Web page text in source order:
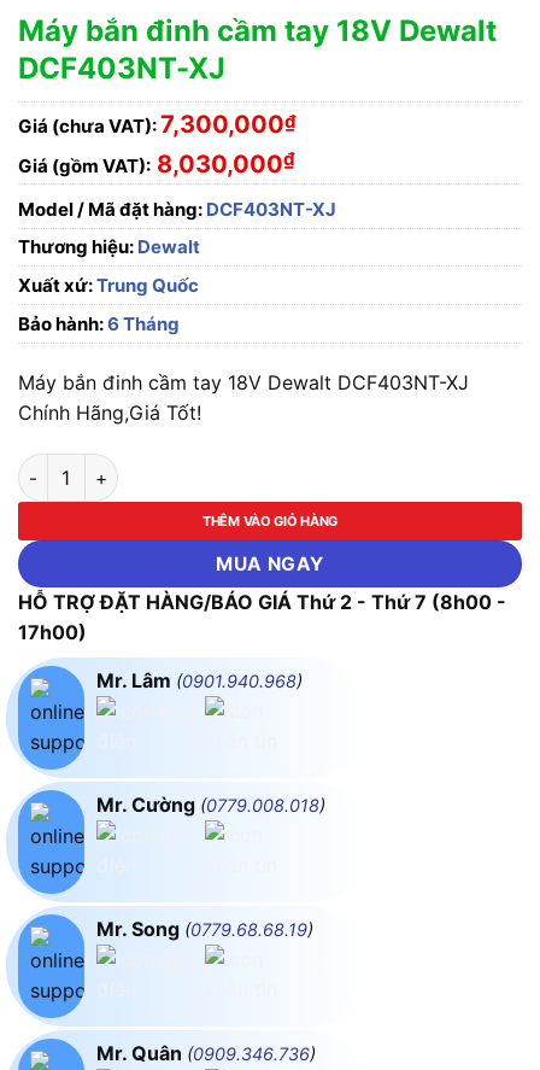
Máy bắn đinh cầm tay 18V Dewalt
DCF403NT-XJ
Giá (chưa VAT):7,300,000₫
Giá (gồm VAT): 8,030,000₫
Model / Mã đặt hàng: DCF403NT-XJ
Thương hiệu: Dewalt
Xuất xứ:Trung Quốc
Bảo hành:6 Tháng
Máy bắn đinh cầm tay 18V Dewalt DCF403NT-XJ
Chính Hãng,Giá Tốt!
Máy bắn đinh cầm tay 18V Dewalt DCF403NT-XJ số lượng
THÊM VÀO GIỎ HÀNG
MUA NGAY
HỖ TRỢ ĐẶT HÀNG/BÁO GIÁ Thứ 2 - Thứ 7 (8h00 -
17h00)
Mr. Lâm (0901.940.968)
Mr. Cường (0779.008.018)
Mr. Song (0779.68.68.19)
Mr. Quân (0909.346.736)